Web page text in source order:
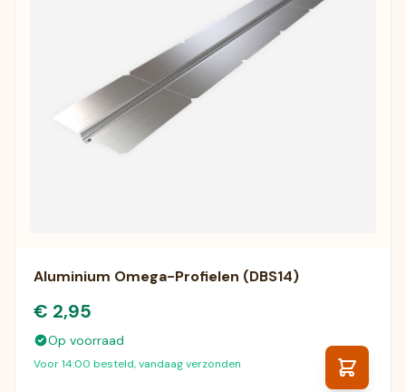
Aluminium Omega-Profielen (DBS14)
€ 2,95
Op voorraad
Voor 14:00 besteld, vandaag verzonden